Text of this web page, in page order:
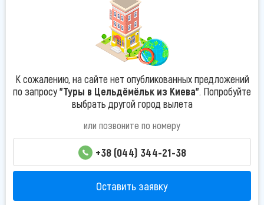
К сожалению, на сайте нет опубликованных предложений
по запросу"Туры в Цельдёмёльк из Киева". Попробуйте
выбрать другой город вылета
или позвоните по номеру
+38 (044) 344-21-38
Оставить заявку